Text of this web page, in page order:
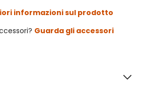
informazioni sul prodotto
Guarda gli accessori